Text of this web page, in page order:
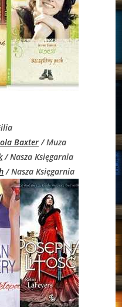
Baxter / Muza
/ Nasza Księgarnia
/ Nasza Księgarnia